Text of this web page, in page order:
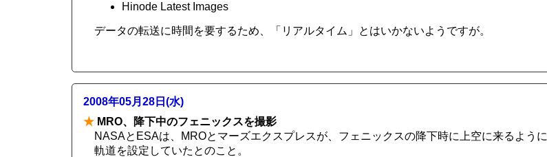
Hinode Latest Images
データの転送に時間を要するため、「リアルタイム」とはいかないようですが。
2008年05月28日(水)
★ MRO、降下中のフェニックスを撮影
NASAとESAは、MROとマーズエクスプレスが、フェニックスの降下時に上空に来るように
軌道を設定していたとのこと。